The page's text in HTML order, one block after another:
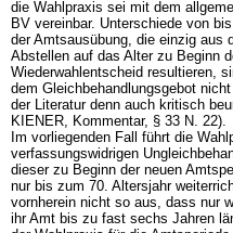
die Wahlpraxis sei mit dem
BV vereinbar. Unterschiede von
der Amtsausübung, die einzig aus
Abstellen auf das Alter zu Beginn
Wiederwahlentscheid resultieren,
dem Gleichbehandlungsgebot
der Literatur denn auch kritisch
KIENER, Kommentar, § 33 N. 22).
Im vorliegenden Fall führt die
verfassungswidrigen
dieser zu Beginn der neuen
nur bis zum 70. Altersjahr
vornherein nicht so aus, dass nur
ihr Amt bis zu fast sechs Jahren